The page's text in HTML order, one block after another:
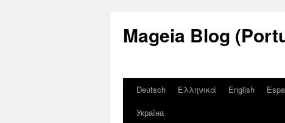
Mageia Blog
Deutsch Ελληνικά English
Україна